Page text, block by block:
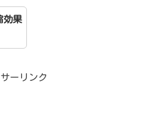
効果
ーリンク